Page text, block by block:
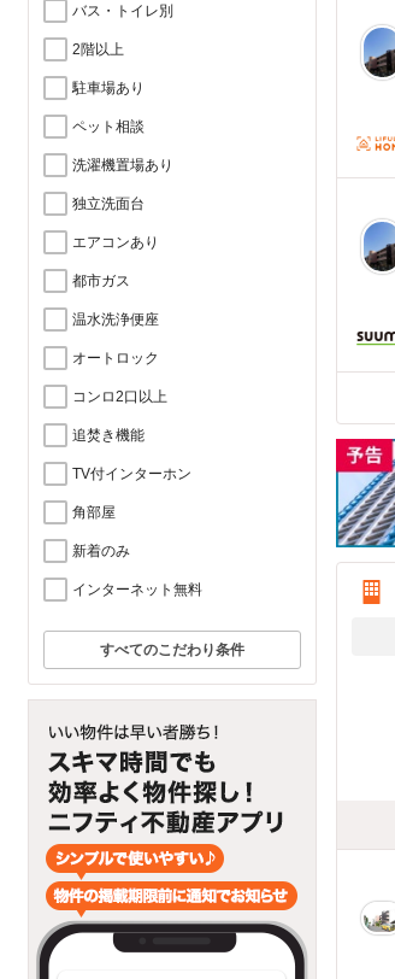
バス・トイレ別
2階以上
駐車場あり
ペット相談
洗濯機置場あり
独立洗面台
エアコンあり
都市ガス
温水洗浄便座
オートロック
コンロ2口以上
追焚き機能
TV付インターホン
角部屋
新着のみ
インターネット無料
すべてのこだわり条件